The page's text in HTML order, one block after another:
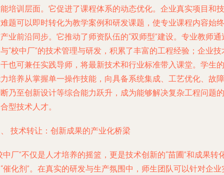
培训层面。它促进了课程体系的动态优化。企业真实项目和技
题可以即时转化为教学案例和研发课题，使专业课程内容始终
业前沿同步。它推动了师资队伍的“双师型”建设。专业教师通
“校中厂”的技术管理与研发，积累了丰富的工程经验；企业技
也可兼任实践导师，将最新技术和行业标准带入课堂。学生的
培养从掌握单一操作技能，向具备系统集成、工艺优化、故障
乃至创新设计等综合能力跃升，成为能够解决复杂工程问题的
型技术人才。
技术转让：创新成果的产业化桥梁
中厂”不仅是人才培养的摇篮，更是技术创新的“苗圃”和成果转
催化剂”。在真实的研发与生产氛围中，师生团队可以针对企业